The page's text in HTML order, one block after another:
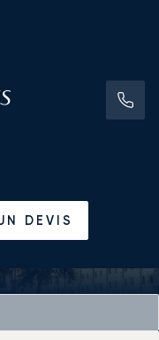
DEVIS